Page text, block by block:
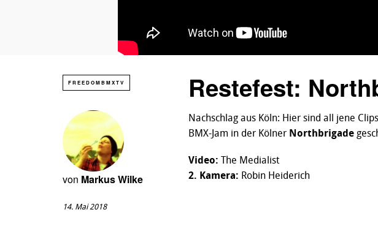
FREEDOMBMXTV Restefest:
von Markus Wilke
14. Mai 2018
Nachschlag aus Köln: Hier sind all jene
BMX-Jam in der Kölner Northbrigade
Video: The Medialist
2. Kamera: Robin Heiderich